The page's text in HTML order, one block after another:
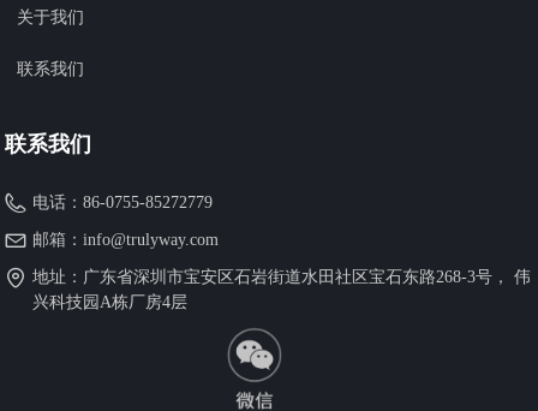
联系我们
电话： 86-0755-85272779
邮箱： info@trulyway.com
地址： 广东省深圳市宝安区石岩街道水田社区宝石东路268-3号， 伟
兴科技园A栋厂房4层
关于我们
联系我们